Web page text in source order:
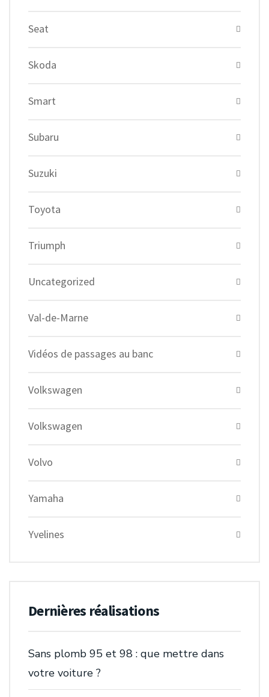
Seat
Skoda
Smart
Subaru
Suzuki
Toyota
Triumph
Uncategorized
Val-de-Marne
Vidéos de passages au banc
Volkswagen
Volkswagen
Volvo
Yamaha
Yvelines
Dernières réalisations
Sans plomb 95 et 98 : que mettre dans
votre voiture ?